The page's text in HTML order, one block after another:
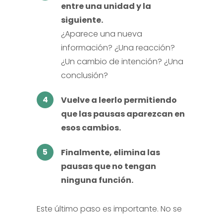
entre una unidad y la
siguiente.
¿Aparece una nueva
información? ¿Una reacción?
¿Un cambio de intención? ¿Una
conclusión?
4
Vuelve a leerlo permitiendo
que las pausas aparezcan en
esos cambios.
5
Finalmente, elimina las
pausas que no tengan
ninguna función.
Este último paso es importante. No se